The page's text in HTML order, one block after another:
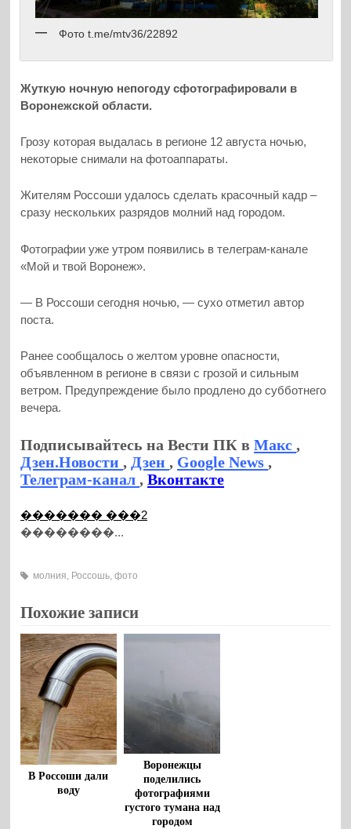
Фото t.me/mtv36/22892
Жуткую ночную непогоду сфотографировали в
Воронежской области.
Грозу которая выдалась в регионе 12 августа ночью,
некоторые снимали на фотоаппараты.
Жителям Россоши удалось сделать красочный кадр –
сразу нескольких разрядов молний над городом.
Фотографии уже утром появились в телеграм-канале
«Мой и твой Воронеж».
— В Россоши сегодня ночью, — сухо отметил автор
поста.
Ранее сообщалось о желтом уровне опасности,
объявленном в регионе в связи с грозой и сильным
ветром. Предупреждение было продлено до субботнего
вечера.
Подписывайтесь на Вести ПК вМакс,
Дзен.Новости, Дзен, Google News,
Телеграм-канал,Вконтакте
������� ���2
��������...
молния, Россошь,фото
Похожие записи
В Россоши дали
воду
Воронежцы
поделились
фотографиями
густого тумана над
городом